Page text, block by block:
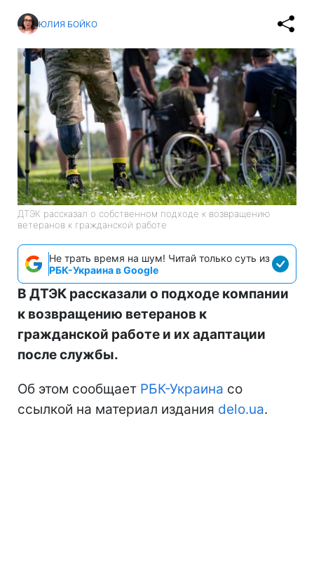
ЮЛИЯ БОЙКО
ДТЭК рассказал о собственном подходе к возвращению
ветеранов к гражданской работе
Не трать время на шум! Читай только суть из
РБК-Украина в Google
В ДТЭК рассказали о подходе компании
к возвращению ветеранов к
гражданской работе и их адаптации
после службы.
Об этом сообщает РБК-Украина со
ссылкой на материал издания delo.ua.